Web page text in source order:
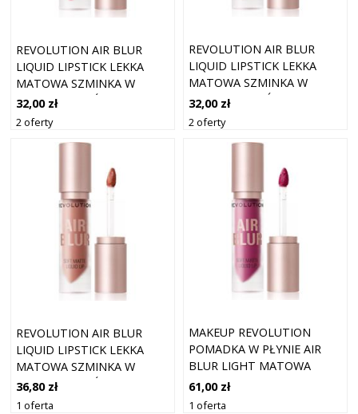
REVOLUTION AIR BLUR
LIQUID LIPSTICK LEKKA
MATOWA SZMINKA W
PŁYNIE ODCIEŃ FIERY 3.5
ML
32,00 zł
2 oferty
REVOLUTION AIR BLUR
LIQUID LIPSTICK LEKKA
MATOWA SZMINKA W
PŁYNIE ODCIEŃ NATURAL
3.5 ML
32,00 zł
2 oferty
REVOLUTION AIR BLUR
LIQUID LIPSTICK LEKKA
MATOWA SZMINKA W
PŁYNIE ODCIEŃ SIREN 3.5
ML
36,80 zł
1 oferta
MAKEUP REVOLUTION
POMADKA W PŁYNIE AIR
BLUR LIGHT MATOWA
KOLOR SULTRY 3,5 ML
61,00 zł
1 oferta